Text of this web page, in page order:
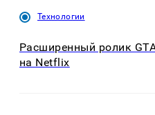
Технологии
Расширенный ролик
на Netflix